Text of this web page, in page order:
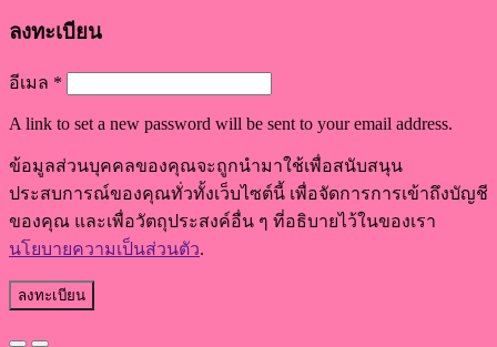
ลงทะเบียน
อีเมล *
A link to set a new password will be sent to your email address.
ข้อมูลส่วนบุคคลของคุณจะถูกนำมาใช้เพื่อสนับสนุน
ประสบการณ์ของคุณทั่วทั้งเว็บไซต์นี้ เพื่อจัดการการเข้าถึงบัญชี
ของคุณ และเพื่อวัตถุประสงค์อื่น ๆ ที่อธิบายไว้ในของเรา
นโยบายความเป็นส่วนตัว.
ลงทะเบียน